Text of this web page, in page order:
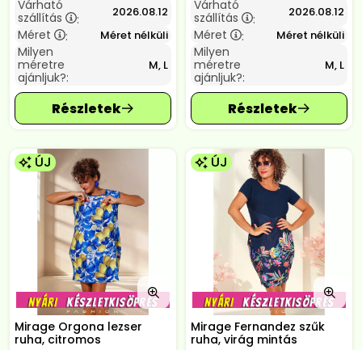
Várható
szállítás
: 2026.08.12
Méret : Méret nélküli
Milyen
méretre
ajánljuk?:
M, L
Várható
szállítás
: 2026.08.12
Méret : Méret nélküli
Milyen
méretre
ajánljuk?:
M, L
ÚJ
Mirage Orgona lezser
ruha, citromos
ÚJ
Mirage Fernandez szűk
ruha, virág mintás